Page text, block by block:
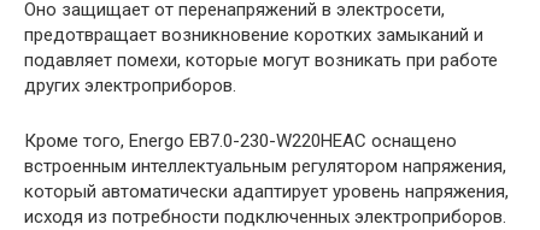
Оно защищает от перенапряжений в электросети,
предотвращает возникновение коротких замыканий и
подавляет помехи, которые могут возникать при работе
других электроприборов.
Кроме того, Energo EB7.0-230-W220HЕAC оснащено
встроенным интеллектуальным регулятором напряжения,
который автоматически адаптирует уровень напряжения,
исходя из потребности подключенных электроприборов.